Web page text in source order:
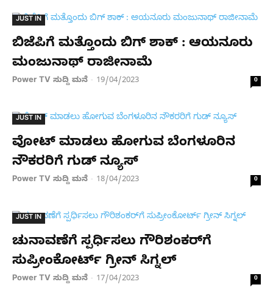
JUST IN
ಬಿಜೆಪಿಗೆ ಮತ್ತೊಂದು ಬಿಗ್​ ಶಾಕ್ : ಆಯನೂರು
ಮಂಜುನಾಥ್ ರಾಜೀನಾಮೆ
Power TV ಸುದ್ದಿ ಮನೆ - 19/04/2023 0
JUST IN
ವೋಟ್ ಮಾಡಲು ಹೋಗುವ ಬೆಂಗಳೂರಿನ
ನೌಕರರಿಗೆ ಗುಡ್​ ನ್ಯೂಸ್​
Power TV ಸುದ್ದಿ ಮನೆ - 18/04/2023 0
JUST IN
ಚುನಾವಣೆಗೆ ಸ್ಪರ್ಧಿಸಲು ಗೌರಿಶಂಕರ್​ಗೆ
ಸುಪ್ರೀಂಕೋರ್ಟ್ ಗ್ರೀನ್ ಸಿಗ್ನಲ್
Power TV ಸುದ್ದಿ ಮನೆ - 17/04/2023 0